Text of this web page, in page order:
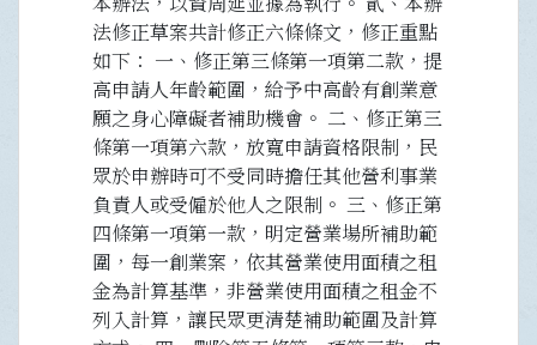
法修正草案共計修正六條條文，修正重點
如下： 一、修正第三條第一項第二款，提
高申請人年齡範圍，給予中高齡有創業意
願之身心障礙者補助機會。 二、修正第三
條第一項第六款，放寬申請資格限制，民
眾於申辦時可不受同時擔任其他營利事業
負責人或受僱於他人之限制。 三、修正第
四條第一項第一款，明定營業場所補助範
圍，每一創業案，依其營業使用面積之租
金為計算基準，非營業使用面積之租金不
列入計算，讓民眾更清楚補助範圍及計算